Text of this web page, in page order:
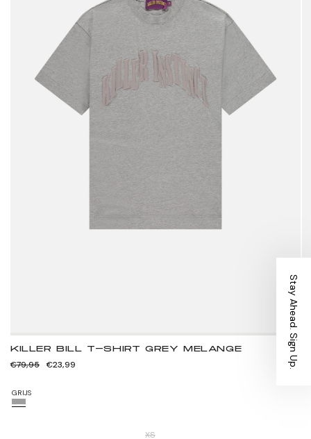
KILLER BILL T-SHIRT GREY MELANGE
Normale
€79,95 Verkoopprijs
€23,99
GRIJS
XS
Stay Ahead. Sign Up.